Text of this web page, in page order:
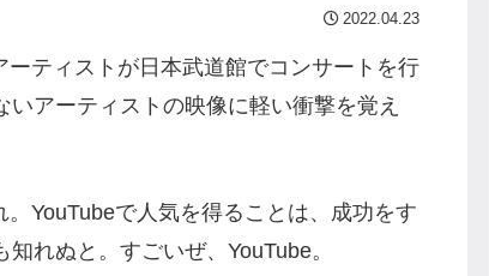
2022.04.23
ティストが日本武道館でコンサートを行
アーティストの映像に軽い衝撃を覚え
YouTubeで人気を得ることは、成功をす
れぬと。すごいぜ、YouTube。